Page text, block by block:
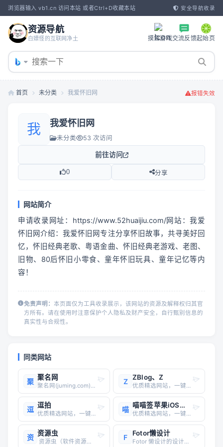
浏览器输入 vb1.cn 访问本站 或者Ctrl+D收藏本站 安全导航收录
资源导航
白嫖怪的互联网净土 摸鱼游戏交流反馈起始页
首页 未分类 我爱怀旧网 报错失效
我 我爱怀旧网
未分类 53 次访问
前往访问
0 分享
网站简介
申请收录网址：https://www.52huaijiu.com/网站：我爱
怀旧网介绍：我爱怀旧网专注分享怀旧故事，共寻美好回
忆，怀旧经典老歌、粤语金曲、怀旧经典老游戏、老图、
旧物、80后怀旧小零食、童年怀旧玩具、童年记忆等内
容！
免责声明： 本页面仅为工具收录展示，该网站的资源及解释权归其官
方所有。请在使用时注意保护个人隐私及财产安全，自行甄别信息的
真实性与合规性。
同类网站
聚 聚名网
聚名网(juming.com)国内互联网域名综合服务平台，涵盖了域名注册查询、到期域名抢注、域名买卖交易、域名续费管理等多项业务。聚名致力于打造最好的域名交易平台，聚名，让域名创造更多价值！
Z ZBlog、Z
优质精选网站，一键直达
逗 逗拍
优质精选网站，一键直达
喵 喵喵签苹果iOS签名工具
优质精选网站，一键直达
资 资源虫
资源虫（软件资源下载平台）资源虫是一个提供各类软件、游戏、影视等资源的精品资源下载站，其特点如下： 海量资源：涵盖电脑软件、手机软件、单机游戏、手机游戏等，满足不同用户的需求。 多平台支持：提供Windows、Mac、iOS、Android等多平台的软件资源。
F Fotor懒设计
Fotor 懒设计的设计师招募平台为广大设计师提供了一个灵活的兼职变现渠道。入驻该平台，设计师无需坐班，就能轻松接单，获得丰厚收益，单件作品稿费最高超千元。平台设计需求充足，投稿灵活且无任务量限制，设计师的作品还有机会被全球用户使用，充分展现个人才华并扩大影响力，助力设计师开启斜杠人生。官网